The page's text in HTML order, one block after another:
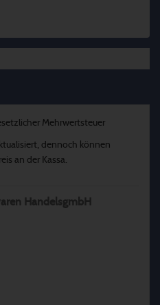
Mehrwertsteuer
dennoch können
an der Kassa.
HandelsgmbH